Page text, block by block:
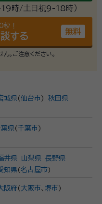
19時/土日祝9-18時）
秒！
する 無料
。ご注意ください。
城県(仙台市)
秋田県
県(千葉市)
井県 山梨県 長野県
知県( 名古屋市)
阪府( 大阪市、 堺市)